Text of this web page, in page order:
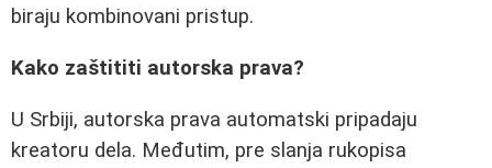
biraju kombinovani pristup.
Kako zaštititi autorska prava?
U Srbiji, autorska prava automatski pripadaju
kreatoru dela. Međutim, pre slanja rukopisa